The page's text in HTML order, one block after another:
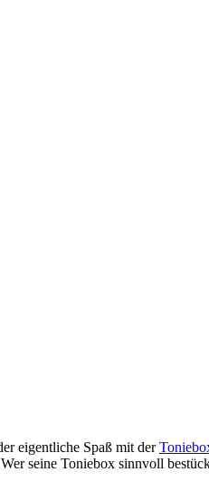
eigentliche Spaß mit der
seine Toniebox sinnvoll